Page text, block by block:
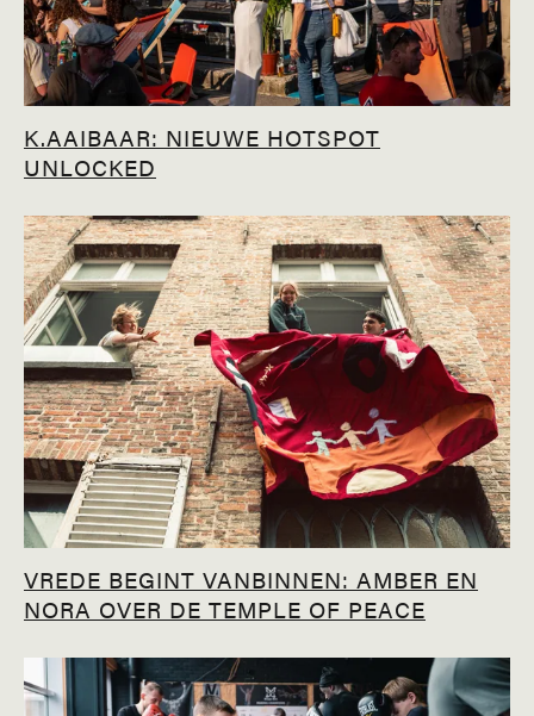
K.AAIBAAR: NIEUWE HOTSPOT
UNLOCKED
VREDE BEGINT VANBINNEN: AMBER EN
NORA OVER DE TEMPLE OF PEACE